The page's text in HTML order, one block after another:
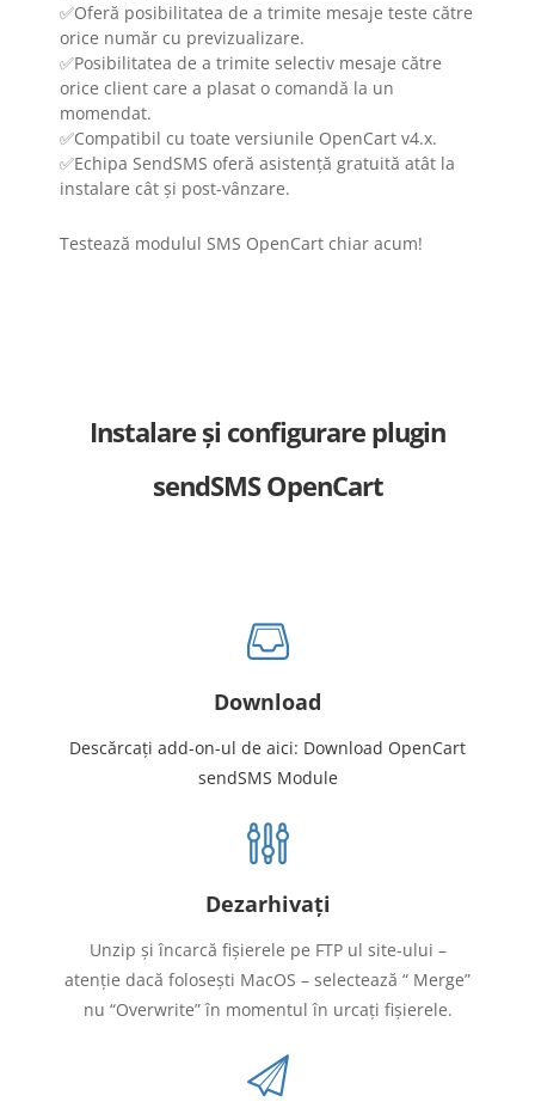
✅Oferă posibilitatea de a trimite mesaje teste către
orice număr cu previzualizare.
✅Posibilitatea de a trimite selectiv mesaje către
orice client care a plasat o comandă la un
momendat.
✅Compatibil cu toate versiunile OpenCart v4.x.
✅Echipa SendSMS oferă asistență gratuită atât la
instalare cât și post-vânzare.
Testează modulul SMS OpenCart chiar acum!
Instalare și configurare plugin
sendSMS OpenCart
Download
Descărcați add-on-ul de aici: Download OpenCart
sendSMS Module
Dezarhivați
Unzip și încarcă fișierele pe FTP ul site-ului –
atenție dacă folosești MacOS – selectează “ Merge”
nu “Overwrite” în momentul în urcați fișierele.